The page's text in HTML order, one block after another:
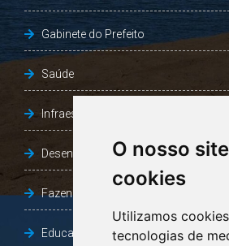
O nosso
cookies
Utilizamos
tecnologias de
Gabinete do Prefeito
Saúde
Infraestrutura, Agricultura e Meio
Desenvolvimento Social
Fazenda e Desenvolvimento
Educação